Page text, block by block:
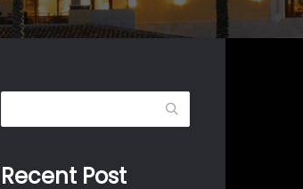
Recent Post